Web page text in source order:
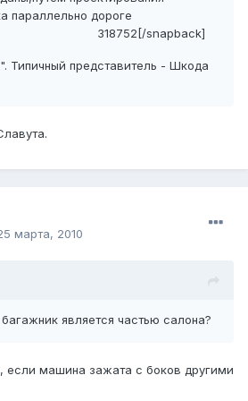
параллельно дороге
318752[/snapback]
Типичный представитель - Шкода
марта, 2010
является частью салона?
если машина зажата с боков другими